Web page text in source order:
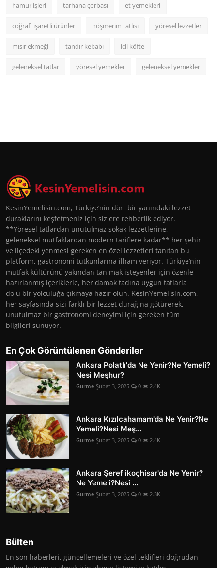
hamur işleri tarhana çorbası et yemekleri
coğrafi işaretli ürünler höşmerim tatlısı yöresel lezzetler
mısır ekmeği tandır kebabı içli köfte
geleneksel tatlar yöresel yemekler geleneksel yemekler
KesinYemelisin.com, Türkiye’nin dört bir yanındaki lezzet
duraklarını keşfetmeniz için sizlere rehberlik ediyor.
**Yöresel tatlardan unutulmaz sokak lezzetlerine,
geleneksel mutfaklardan modern tariflere kadar** her şehir
ve ilçedeki yenmesi gereken en özel lezzetleri tanıtan bu
platform, gastronomi tutkunlarına ilham veriyor. Türkiye’nin
mutfak kültürünü yakından tanımak isteyenler için özenle
hazırlanmış içeriklerle, her damak tadına uygun tatlarla
dolu bir yolculuğa çıkmaya hazır olun. KesinYemelisin.com,
her sayfasında sizi farklı bir lezzet durağına götürerek,
unutulmaz bir gastronomi deneyimi için gereken tüm
bilgileri sunuyor.
En Çok Görüntülenen Gönderiler
Ankara Polatlı'da Ne Yenir?Ne Yemeli?
Nesi Meşhur?
Gurme Şubat 3, 2025 0 2.4K
Ankara Kızılcahamam'da Ne Yenir?Ne
Yemeli?Nesi Meş...
Gurme Şubat 3, 2025 0 2.4K
Ankara Şereflikoçhisar'da Ne Yenir?
Ne Yemeli?Nesi ...
Gurme Şubat 3, 2025 0 2.3K
Bülten
En son haberleri, güncellemeleri ve özel teklifleri doğrudan